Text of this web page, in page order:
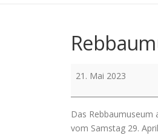
Rebbaumuseum
21. Mai 2023
Das Rebbaumuseum
vom Samstag 29.